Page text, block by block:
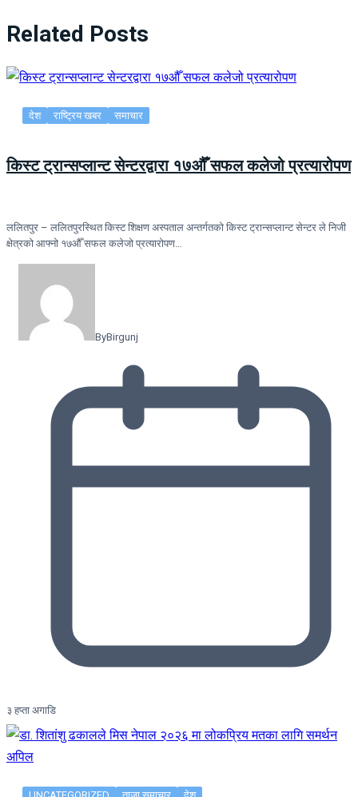
Related Posts
देश राष्ट्रिय खबर समाचार
किस्ट ट्रान्सप्लान्ट सेन्टरद्वारा १७औँ सफल कलेजो प्रत्यारोपण
ललितपुर – ललितपुरस्थित किस्ट शिक्षण अस्पताल अन्तर्गतको किस्ट ट्रान्सप्लान्ट सेन्टर ले निजी
क्षेत्रको आफ्नो १७औँ सफल कलेजो प्रत्यारोपण…
ByBirgunj
३ हप्ता अगाडि